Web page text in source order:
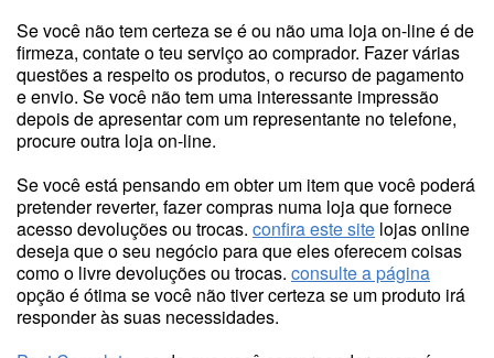
Se você não tem certeza se é ou não uma loja on-line é de
firmeza, contate o teu serviço ao comprador. Fazer várias
questões a respeito os produtos, o recurso de pagamento
e envio. Se você não tem uma interessante impressão
depois de apresentar com um representante no telefone,
procure outra loja on-line.
Se você está pensando em obter um item que você poderá
pretender reverter, fazer compras numa loja que fornece
acesso devoluções ou trocas. confira este site lojas online
deseja que o seu negócio para que eles oferecem coisas
como o livre devoluções ou trocas. consulte a página
opção é ótima se você não tiver certeza se um produto irá
responder às suas necessidades.